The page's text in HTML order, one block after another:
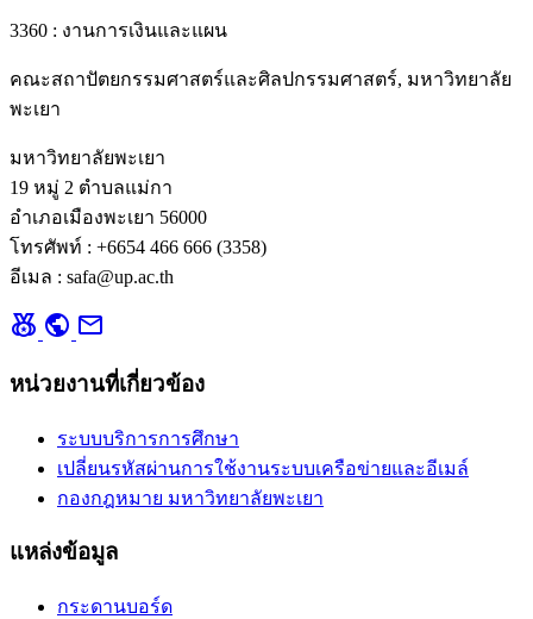
3360 : งานการเงินและแผน
คณะสถาปัตยกรรมศาสตร์และศิลปกรรมศาสตร์, มหาวิทยาลัย
พะเยา
มหาวิทยาลัยพะเยา
19 หมู่ 2 ตำบลแม่กา
อำเภอเมืองพะเยา 56000
โทรศัพท์ : +6654 466 666 (3358)
อีเมล : safa@up.ac.th
social_leaderboard public mail
หน่วยงานที่เกี่ยวข้อง
ระบบบริการการศึกษา
เปลี่ยนรหัสผ่านการใช้งานระบบเครือข่ายและอีเมล์
กองกฎหมาย มหาวิทยาลัยพะเยา
แหล่งข้อมูล
กระดานบอร์ด